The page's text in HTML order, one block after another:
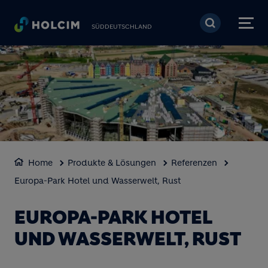
Direkt zum Inhalt
SÜDDEUTSCHLAND
Home Produkte & Lösungen
Referenzen
Europa-Park Hotel und Wasserwelt, Rust
EUROPA-PARK HOTEL
UND WASSERWELT, RUST